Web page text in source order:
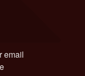
email